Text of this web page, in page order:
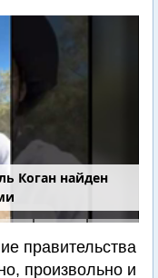
Коган найден
правительства
произвольно и